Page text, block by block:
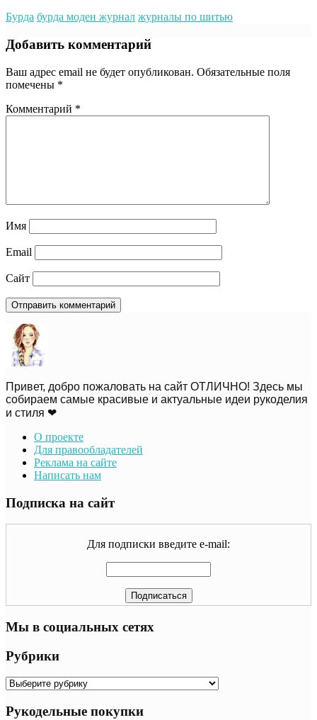
Бурда бурда моден журнал журналы по шитью
Добавить комментарий
Ваш адрес email не будет опубликован. Обязательные поля
помечены *
Комментарий *
Имя
Email
Сайт
Привет, добро пожаловать на сайт ОТЛИЧНО! Здесь мы
собираем самые красивые и актуальные идеи рукоделия
и стиля ❤
О проекте
Для правообладателей
Реклама на сайте
Написать нам
Подписка на сайт
Для подписки введите e-mail:
Мы в социальных сетях
Рубрики
Рубрики
Рукодельные покупки